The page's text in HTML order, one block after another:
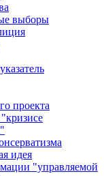
выборы
проекта
идея
"управляемой